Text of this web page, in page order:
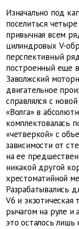
Изначально под
поселиться
привычная всем
цилиндровых V-
перспективный
построенный еще
Заволжский
двигательное
справлялся с
«Волга» в
комплектовалась
«четверкой» с
зависимости от
на ее
никакой другой
хрестоматийной
Разрабатывались
V6 и экзотическая
рычагом на руле и
это осталось лишь